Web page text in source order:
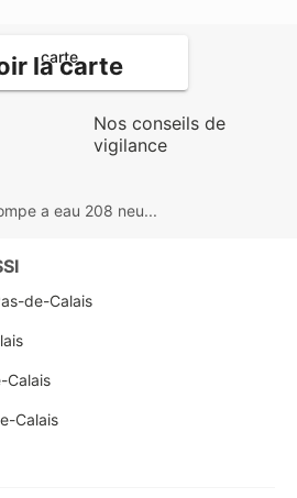
la carte
Nos conseils de
vigilance
a eau 208 neu...
de-Calais
Calais
Calais